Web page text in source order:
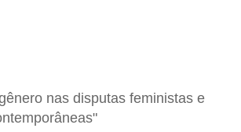
nas disputas feministas e